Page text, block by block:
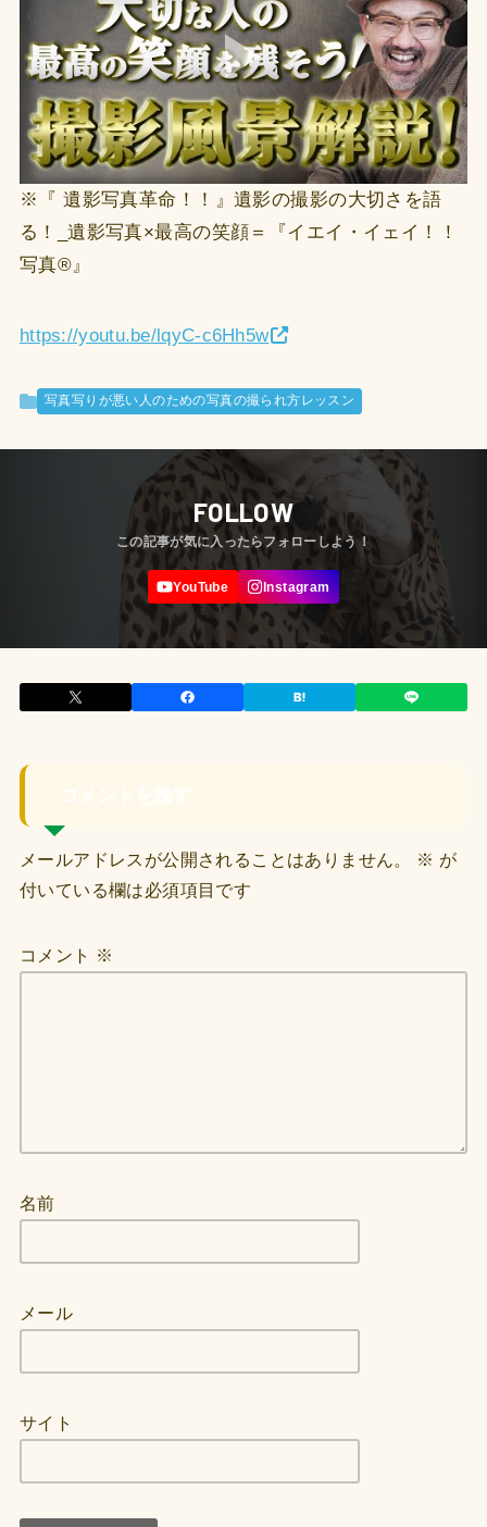
※『 遺影写真革命！！』遺影の撮影の大切さを語
る！_遺影写真×最高の笑顔＝『イエイ・イェイ！！
写真®️』
https://youtu.be/lqyC-c6Hh5w
写真写りが悪い人のための写真の撮られ方レッスン
FOLLOW
メールアドレスが公開されることはありません。 ※ が
付いている欄は必須項目です
コメント ※
名前
メール
サイト